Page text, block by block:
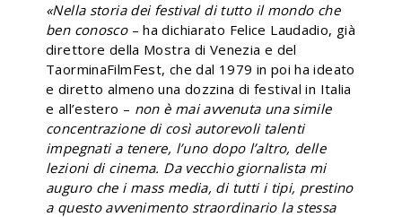
«Nella storia dei festival di tutto il mondo che
ben conosco – ha dichiarato Felice Laudadio, già
direttore della Mostra di Venezia e del
TaorminaFilmFest, che dal 1979 in poi ha ideato
e diretto almeno una dozzina di festival in Italia
e all’estero – non è mai avvenuta una simile
concentrazione di così autorevoli talenti
impegnati a tenere, l’uno dopo l’altro, delle
lezioni di cinema. Da vecchio giornalista mi
auguro che i mass media, di tutti i tipi, prestino
a questo avvenimento straordinario la stessa